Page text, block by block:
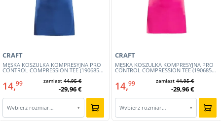
MĘSKA KOSZULKA KOMPRESYJNA PRO
CONTROL COMPRESSION TEE (1906855-
CRAFT
14,99 zamiast44,95 €
-29,96 €
Wybierz rozmiar… ▾
MĘSKA KOSZULKA KOMPRESYJNA PRO
CONTROL COMPRESSION TEE (1906855-
CRAFT
14,99 zamiast44,95 €
-29,96 €
Wybierz rozmiar… ▾